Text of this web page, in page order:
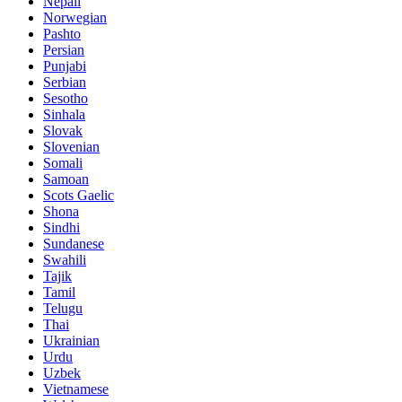
Norwegian
Pashto
Persian
Punjabi
Serbian
Sesotho
Sinhala
Slovak
Slovenian
Somali
Samoan
Scots Gaelic
Shona
Sindhi
Sundanese
Swahili
Tajik
Tamil
Telugu
Thai
Ukrainian
Urdu
Uzbek
Vietnamese